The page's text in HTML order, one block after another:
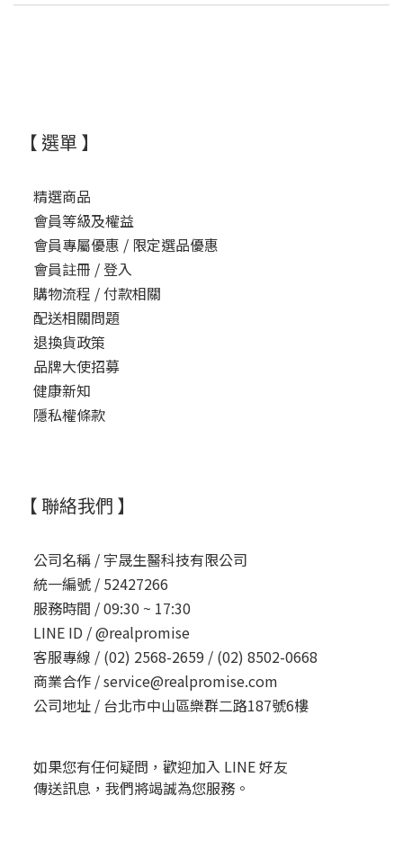
【 選單 】
精選商品
會員等級及權益
會員專屬優惠 / 限定選品優惠
會員註冊 / 登入
購物流程 / 付款相關
配送相關問題
退換貨政策
品牌大使招募
健康新知
隱私權條款
【 聯絡我們 】
公司名稱 / 宇晟生醫科技有限公司
統一編號 / 52427266
服務時間 /09:30 ~ 17:30
LINE ID /@realpromise
客服專線 / (02) 2568-2659 / (02) 8502-0668
商業合作 /service@realpromise.com
公司地址 / 台北市中山區樂群二路187號6樓
如果您有任何疑問，歡迎加入 LINE 好友
傳送訊息，我們將竭誠為您服務。